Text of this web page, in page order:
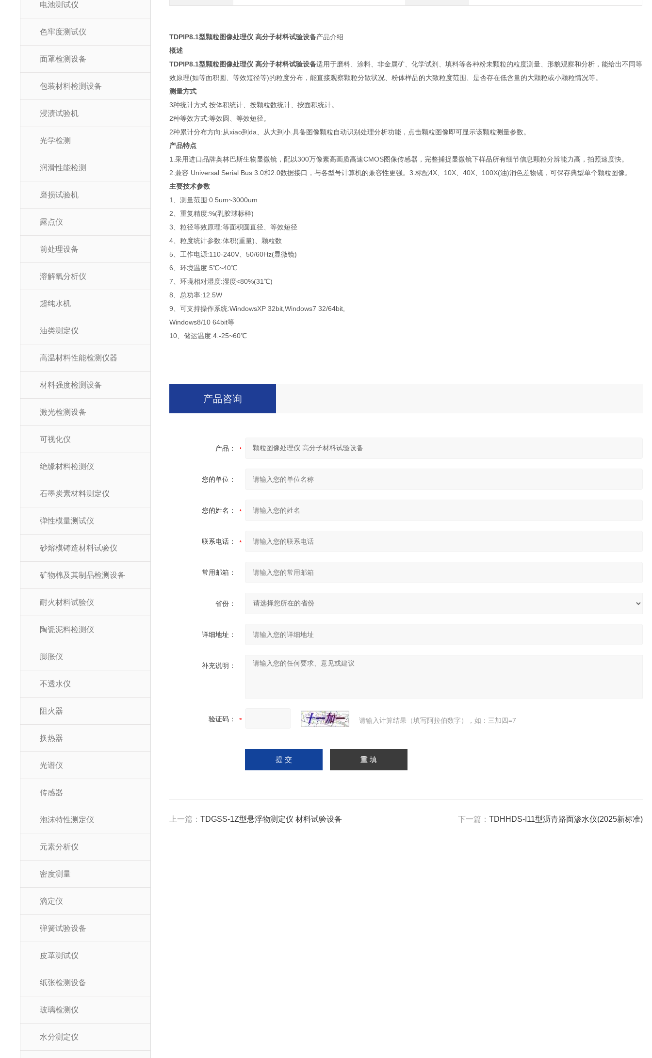
TDPIP8.1型颗粒图像处理仪 高分子材料试验设备产品介绍
概述
TDPIP8.1型颗粒图像处理仪 高分子材料试验设备适用于磨料、涂料、非金属矿、化学试剂、填料等各种粉未颗粒的粒度测量、形貌观察和分析，能给出不同等
效原理(如等面积圆、等效短径等)的粒度分布，能直接观察颗粒分散状况、粉体样品的大致粒度范围、是否存在低含量的大颗粒或小颗粒情况等。
测量方式
3种统计方式:按体积统计、按颗粒数统计、按面积统计。
2种等效方式:等效圆、等效短径。
2种累计分布方向:从xiao到da、从大到小.具备图像颗粒自动识别处理分析功能，点击颗粒图像即可显示该颗粒测量参数。
产品特点
1.采用进口品牌奥林巴斯生物显微镜，配以300万像素高画质高速CMOS图像传感器，完整捕捉显微镜下样品所有细节信息颗粒分辨能力高，拍照速度快。
2.兼容 Universal Serial Bus 3.0和2.0数据接口，与各型号计算机的兼容性更强。3.标配4X、10X、40X、100X(油)消色差物镜，可保存典型单个颗粒图像。
主要技术参数
1、测量范围:0.5um~3000um
2、重复精度:%(乳胶球标样)
3、粒径等效原理:等面积圆直径、等效短径
4、粒度统计参数:体积(重量)、颗粒数
5、工作电源:110-240V、50/60Hz(显微镜)
6、环境温度:5℃~40℃
7、环境相对湿度:湿度<80%(31℃)
8、总功率:12.5W
9、可支持操作系统:WindowsXP 32bit,Windows7 32/64bit,
Windows8/10 64bit等
10、储运温度:4.-25~60℃
产品咨询
产品：
您的单位：
您的姓名：
联系电话：
常用邮箱：
省份：
详细地址：
补充说明：
验证码： 请输入计算结果（填写阿拉伯数字），如：三加四=7
上一篇：TDGSS-1Z型悬浮物测定仪 材料试验设备 下一篇： TDHHDS-I11型沥青路面渗水仪(2025新标准)
电池测试仪
色牢度测试仪
面罩检测设备
包装材料检测设备
浸渍试验机
光学检测
润滑性能检测
磨损试验机
露点仪
前处理设备
溶解氧分析仪
超纯水机
油类测定仪
高温材料性能检测仪器
材料强度检测设备
激光检测设备
可视化仪
绝缘材料检测仪
石墨炭素材料测定仪
弹性模量测试仪
砂熔模铸造材料试验仪
矿物棉及其制品检测设备
耐火材料试验仪
陶瓷泥料检测仪
膨胀仪
不透水仪
阻火器
换热器
光谱仪
传感器
泡沫特性测定仪
元素分析仪
密度测量
滴定仪
弹簧试验设备
皮革测试仪
纸张检测设备
玻璃检测仪
水分测定仪